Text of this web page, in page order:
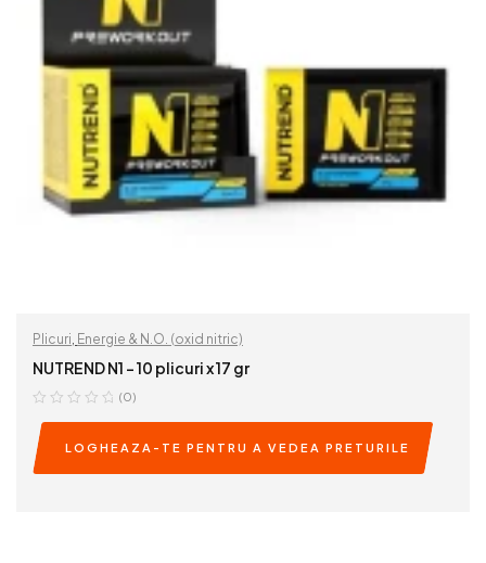
Plicuri, Energie & N.O. (oxid nitric)
NUTREND N1 – 10 plicuri x 17 gr
(0)
LOGHEAZA-TE PENTRU A VEDEA PRETURILE